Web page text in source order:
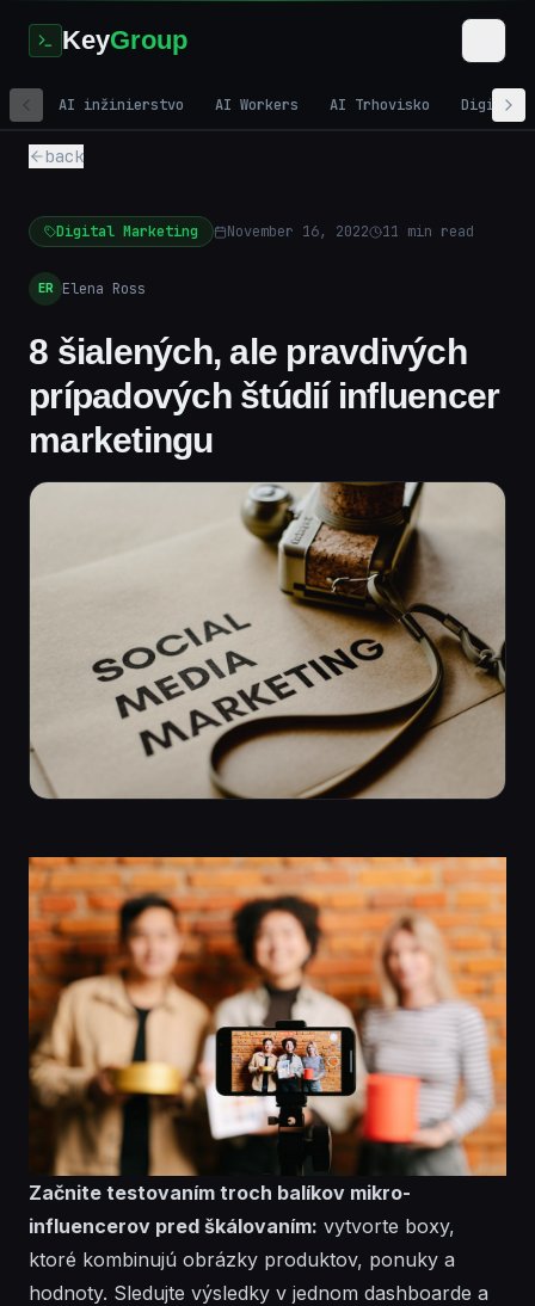
KeyGroup
AI inžinierstvo AI Workers AI Trhovisko
back
Digital Marketing November 16, 2022 11 min read
ER Elena Ross
8 šialených, ale pravdivých
prípadových štúdií influencer
marketingu
Začnite testovaním troch balíkov mikro-
influencerov pred škálovaním: vytvorte boxy,
ktoré kombinujú obrázky produktov, ponuky a
hodnoty. Sledujte výsledky v jednom dashboarde a